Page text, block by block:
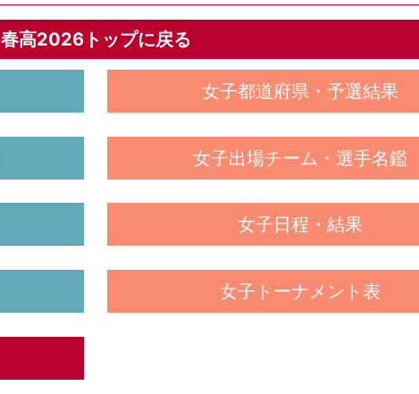
春高2026トップに戻る
女子都道府県・予選結果
女子出場チーム・選手名鑑
女子日程・結果
女子トーナメント表